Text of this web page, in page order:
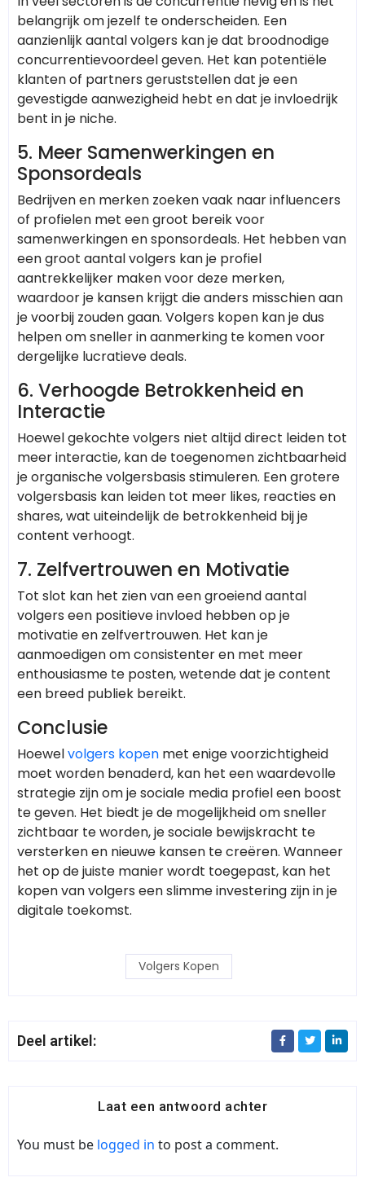
belangrijk om jezelf te onderscheiden. Een
aanzienlijk aantal volgers kan je dat broodnodige
concurrentievoordeel geven. Het kan potentiële
klanten of partners geruststellen dat je een
gevestigde aanwezigheid hebt en dat je invloedrijk
bent in je niche.
5. Meer Samenwerkingen en
Sponsordeals
Bedrijven en merken zoeken vaak naar influencers
of profielen met een groot bereik voor
samenwerkingen en sponsordeals. Het hebben van
een groot aantal volgers kan je profiel
aantrekkelijker maken voor deze merken,
waardoor je kansen krijgt die anders misschien aan
je voorbij zouden gaan. Volgers kopen kan je dus
helpen om sneller in aanmerking te komen voor
dergelijke lucratieve deals.
6. Verhoogde Betrokkenheid en
Interactie
Hoewel gekochte volgers niet altijd direct leiden tot
meer interactie, kan de toegenomen zichtbaarheid
je organische volgersbasis stimuleren. Een grotere
volgersbasis kan leiden tot meer likes, reacties en
shares, wat uiteindelijk de betrokkenheid bij je
content verhoogt.
7. Zelfvertrouwen en Motivatie
Tot slot kan het zien van een groeiend aantal
volgers een positieve invloed hebben op je
motivatie en zelfvertrouwen. Het kan je
aanmoedigen om consistenter en met meer
enthousiasme te posten, wetende dat je content
een breed publiek bereikt.
Conclusie
Hoewelvolgers kopen met enige voorzichtigheid
moet worden benaderd, kan het een waardevolle
strategie zijn om je sociale media profiel een boost
te geven. Het biedt je de mogelijkheid om sneller
zichtbaar te worden, je sociale bewijskracht te
versterken en nieuwe kansen te creëren. Wanneer
het op de juiste manier wordt toegepast, kan het
kopen van volgers een slimme investering zijn in je
digitale toekomst.
Volgers Kopen
Deel artikel:
Laat een antwoord achter
You must be logged in to post a comment.